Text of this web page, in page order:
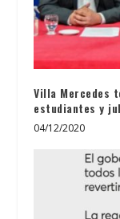
Villa Mercedes
estudiantes y
04/12/2020